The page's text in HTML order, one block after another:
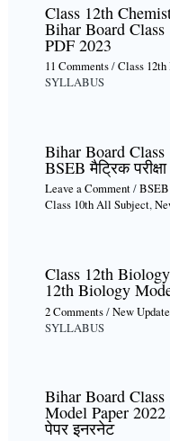
Class 12th
Bihar Board
PDF 2023
11 Comments/Class 12th
SYLLABUS
Bihar Board
BSEB मैट्रिक
Leave a Comment/BSEB
Class 10th All Subject,
Class 12th
12th Biology
2 Comments/New
SYLLABUS
Bihar Board
Model Paper 2022
पेपर इनरनेट